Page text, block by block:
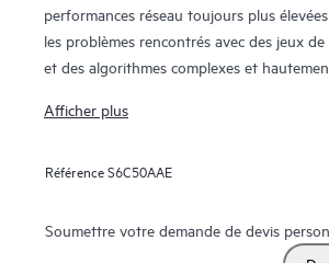
performances réseau toujours plus
les problèmes rencontrés avec des jeux
et des algorithmes complexes et
NVIDIA Networking for HPE comprend
SN2201 et NVIDIA basés sur Quantum-2
offre une meilleure connectivité Ethernet à
sans compromettre la performance et les
Afficher plus
RéférenceS6C50AAE
Soumettre votre demande de devis